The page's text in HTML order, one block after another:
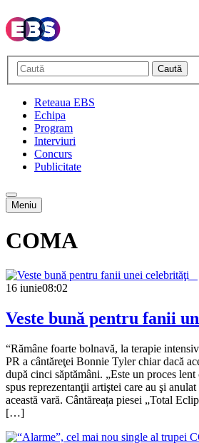
Caută
Reteaua EBS
Echipa
Program
Interviuri
Concurs
Publicitate
Meniu
COMA
16 iunie08:02
Veste bună pentru fanii
“Rămâne foarte bolnavă, la terapie
PR a cântăreţei Bonnie Tyler chiar dacă
după cinci săptămâni. „Este un proces lent
spus reprezentanţii artiştei care au şi
această vară. Cântăreața piesei „Total
[…]